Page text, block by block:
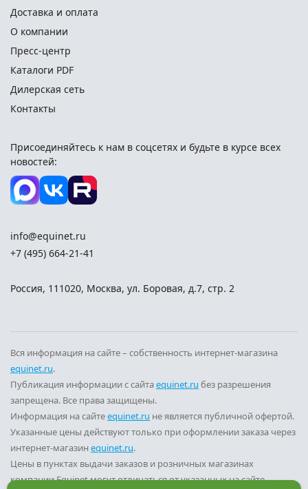
Доставка и оплата
О компании
Пресс-центр
Каталоги PDF
Дилерская сеть
Контакты
Присоединяйтесь к нам в соцсетях и будьте в курсе всех
новостей:
info@equinet.ru
+7 (495) 664-21-41
Россия, 111020, Москва, ул. Боровая, д.7, стр. 2
Вся информация на сайте – собственность интернет-магазина
equinet.ru.
Публикация информации с сайтаequinet.ru без разрешения
запрещена. Все права защищены.
Информация на сайтеequinet.ru не является публичной офертой.
Указанные цены действуют только при оформлении заказа через
интернет-магазин equinet.ru.
Цены в пунктах выдачи заказов и розничных магазинах
компании Equinet могут отличаться от указанных на сайте.